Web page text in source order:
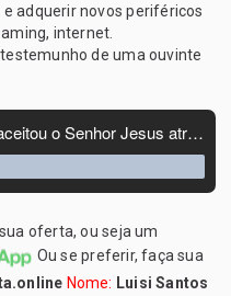
adquerir novos periféricos
internet.
de uma ouvinte
oferta, ou seja um
Ou se preferir, faça sua
Nome: Luisi Santos